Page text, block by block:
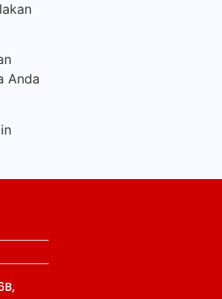
Anda